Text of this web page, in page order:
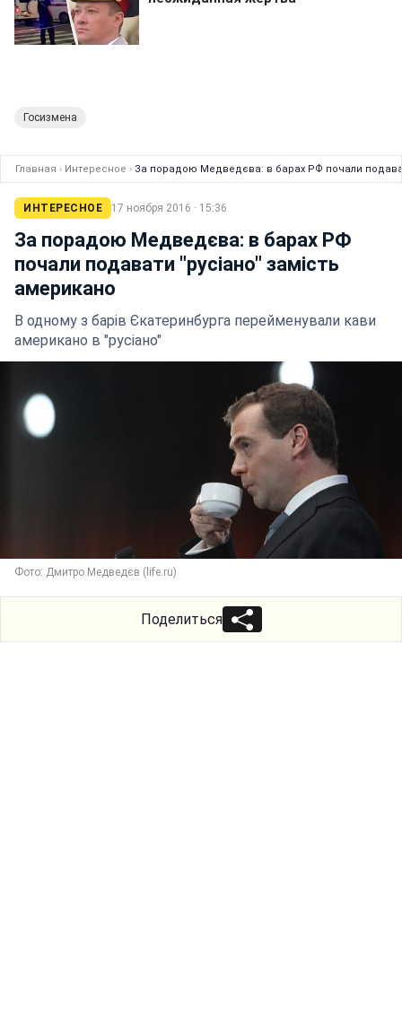
Госизмена
Главная › Интересное › За порадою Медведєва: в барах РФ почали
ИНТЕРЕСНОЕ 17 ноября 2016 · 15:36
За порадою Медведєва: в барах РФ
почали подавати "русіано" замість
американо
В одному з барів Єкатеринбурга перейменували кави
американо в "русіано"
Фото: Дмитро Медведєв (life.ru)
Поделиться